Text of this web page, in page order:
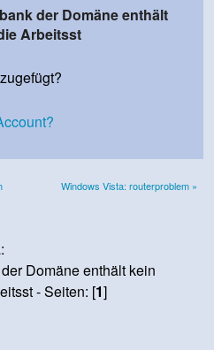
der Domäne enthält
Arbeitsst
Windows Vista: routerproblem »
Domäne enthält kein
- Seiten: [1]